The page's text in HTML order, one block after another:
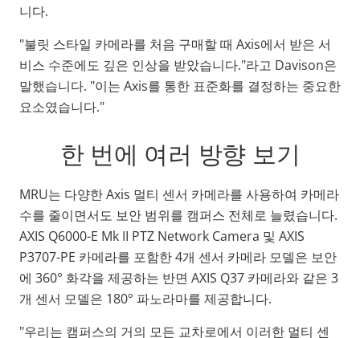
니다.
"불릿 스타일 카메라를 처음 구매할 때 Axis에서 받은 서
비스 수준에도 깊은 인상을 받았습니다."라고 Davison은
말했습니다. "이는 Axis를 통한 표준화를 결정하는 중요한
요소였습니다."
한 번에 여러 방향 보기
MRU는 다양한 Axis 멀티 센서 카메라를 사용하여 카메라
수를 줄이면서도 보안 범위를 캠퍼스 전체로 늘렸습니다.
AXIS Q6000-E Mk II PTZ Network Camera 및 AXIS
P3707-PE 카메라를 포함한 4개 센서 카메라 모델은 보안
에 360° 화각을 제공하는 반면 AXIS Q37 카메라와 같은 3
개 센서 모델은 180° 파노라마를 제공합니다.
"우리는 캠퍼스의 거의 모든 교차로에서 이러한 멀티 센